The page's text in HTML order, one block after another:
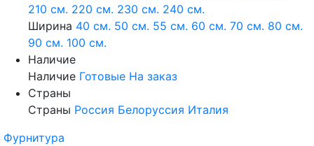
210 см. 220 см. 230 см. 240 см.
Ширина 40 см. 50 см. 55 см. 60 см. 70 см. 80 см.
90 см. 100 см.
Наличие
Наличие Готовые На заказ
Страны
Страны Россия Белоруссия Италия
Фурнитура